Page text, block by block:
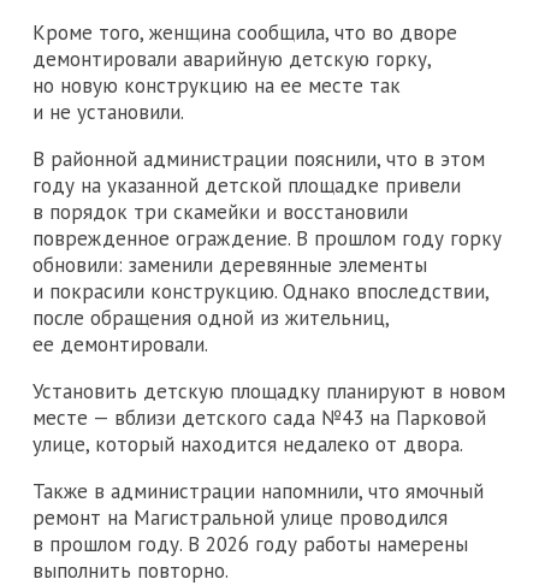
Кроме того, женщина сообщила, что во дворе
демонтировали аварийную детскую горку,
но новую конструкцию на ее месте так
и не установили.
В районной администрации пояснили, что в этом
году на указанной детской площадке привели
в порядок три скамейки и восстановили
поврежденное ограждение. В прошлом году горку
обновили: заменили деревянные элементы
и покрасили конструкцию. Однако впоследствии,
после обращения одной из жительниц,
ее демонтировали.
Установить детскую площадку планируют в новом
месте — вблизи детского сада №43 на Парковой
улице, который находится недалеко от двора.
Также в администрации напомнили, что ямочный
ремонт на Магистральной улице проводился
в прошлом году. В 2026 году работы намерены
выполнить повторно.